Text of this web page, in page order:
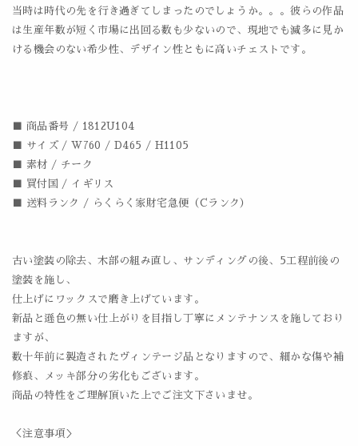
当時は時代の先を行き過ぎてしまったのでしょうか。。。彼らの作品
は生産年数が短く市場に出回る数も少ないので、現地でも滅多に見か
ける機会のない希少性、デザイン性ともに高いチェストです。
■ 商品番号 / 1812U104
■ サイズ / W760 / D465 / H1105
■ 素材 / チーク
■ 買付国 / イギリス
■ 送料ランク / らくらく家財宅急便（Cランク）
古い塗装の除去、木部の組み直し、サンディングの後、5工程前後の
塗装を施し、
仕上げにワックスで磨き上げています。
新品と遜色の無い仕上がりを目指し丁寧にメンテナンスを施しており
ますが、
数十年前に製造されたヴィンテージ品となりますので、細かな傷や補
修痕、メッキ部分の劣化もございます。
商品の特性をご理解頂いた上でご注文下さいませ。
＜注意事項＞